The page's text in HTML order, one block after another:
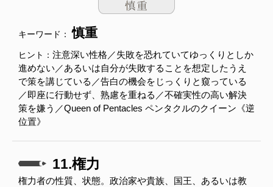
キーワード：慎重
ヒント： 注意深い性格／失敗を恐れていてゆっくりとしか
進めない／あるいは自分が失敗することを想定したうえ
で策を講じている／告白の機会をじっくりと窺っている
／即座に行動せず、熟慮を重ねる／不確実性の高い解決
策を嫌う／Queen of Pentacles ペンタクルのクイーン《逆
位置》
11.権力
権力者の性質、状態。政治家や貴族、国王、あるいは教